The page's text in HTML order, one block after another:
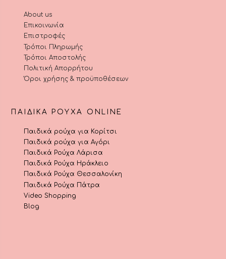
About us
Επικοινωνία
Επιστροφές
Τρόποι Πληρωμής
Τρόποι Αποστολής
Πολιτική Απορρήτου
Όροι χρήσης & προϋποθέσεων
ΠΑΙΔΙΚΆ ΡΟΎΧΑ ONLINE
Παιδικά ρούχα για Κορίτσι
Παιδικά ρούχα για Αγόρι
Παιδικά Ρούχα Λάρισα
Παιδικά Ρούχα Ηράκλειο
Παιδικά Ρούχα Θεσσαλονίκη
Παιδικά Ρούχα Πάτρα
Video Shopping
Blog